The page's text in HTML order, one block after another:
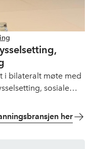
i bilateralt møte med
sosiale
her